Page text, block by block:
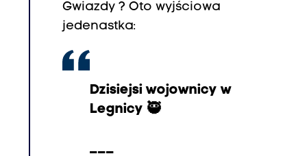
Gwiazdy ? Oto wyjściowa
jedenastka:
Dzisiejsi wojownicy w
Legnicy 🥷
___